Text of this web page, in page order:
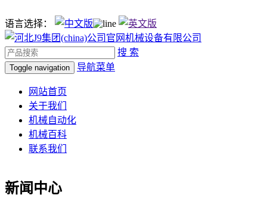
语言选择：
搜 索
Toggle navigation 导航菜单
网站首页
关于我们
机械自动化
机械百科
联系我们
新闻中心